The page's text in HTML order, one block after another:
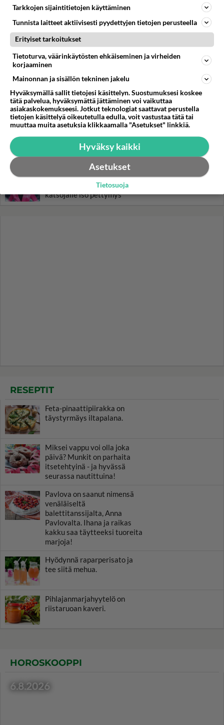
Muistatko? Kädestä suuhun
elävä Satu sai jättimäisen
rahasalkun Henry-
miljonääriltä
Luetuimmat: Aarne Pelkonen
ja Noora Louhimo vihdoinkin
yhdessä - Tätä moni jo odotti
Tiesitkö? Martina Aitolehden
isäpuoli on tämä suosittu
laulaja
Kun yksi kauhallinen ei riitä...
Tämä helppo arkiruoka ei jää
syömättä!
Ikäviä uutisia Elämäni biisi -
suosikkisarjasta - Monelle tv-
katsojalle iso pettymys
RESEPTIT
Feta-pinaattipiirakka on
täystyrmäys iltapalana.
Miksei vappu voi olla joka
päivä? Munkit on parhaita
itsetehtyinä - ja hyvässä
seurassa nautittuina!
Pavlova on saanut nimensä
venäläiseltä
balettitanssijalta, Anna
Pavlovalta. Ihana ja raikas
kakku saa täytteeksi tuoreita
marjoja!
Hyödynnä raparperisato ja
tee siitä mehua.
Pihlajanmarjahyytelö on
riistaruoan kaveri.
HOROSKOOPPI
6.8.2026
Tarkkojen sijaintitietojen käyttäminen
Tunnista laitteet aktiivisesti pyydettyjen tietojen perusteella
Erityiset tarkoitukset
Tietoturva, väärinkäytösten ehkäiseminen ja virheiden
korjaaminen
Mainonnan ja sisällön tekninen jakelu
Hyväksymällä sallit tietojesi käsittelyn. Suostumuksesi koskee
tätä palvelua, hyväksymättä jättäminen voi vaikuttaa
asiakaskokemukseesi. Jotkut teknologiat saattavat perustella
tietojen käsittelyä oikeutetulla edulla, voit vastustaa tätä tai
muuttaa muita asetuksia klikkaamalla "Asetukset" linkkiä.
Hyväksy kaikki
Asetukset
Tietosuoja